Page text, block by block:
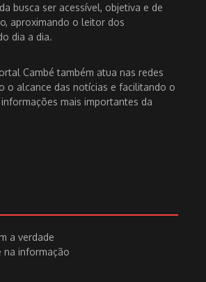
busca ser acessível, objetiva e de
aproximando o leitor dos
dia a dia.
Cambé também atua nas redes
o alcance das notícias e facilitando o
mais importantes da
a verdade
na informação